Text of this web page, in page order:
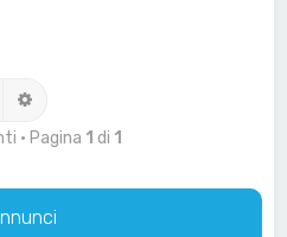
Cerca
• Pagina 1 di 1